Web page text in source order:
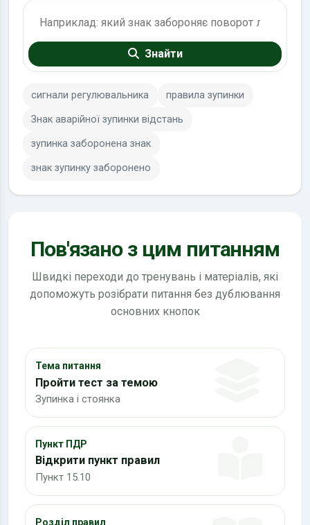
Знайти
сигнали регулювальника правила зупинки
Знак аварійної зупинки відстань
зупинка заборонена знак
знак зупинку заборонено
Пов'язано з цим питанням
Швидкі переходи до тренувань і матеріалів, які
допоможуть розібрати питання без дублювання
основних кнопок
Тема питання
Пройти тест за темою
Зупинка і стоянка
Пункт ПДР
Відкрити пункт правил
Пункт 15.10
Розділ правил